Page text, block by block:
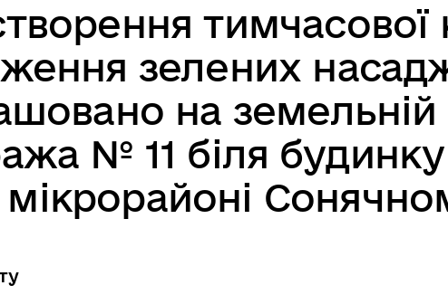
тимчасової
зелених
на земельній
№ 11 біля
мікрорайоні